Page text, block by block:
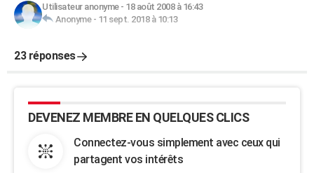
Utilisateur anonyme- 18 août 2008 à 16:43
Anonyme- 11 sept. 2018 à 10:13
23 réponses
DEVENEZ MEMBRE EN QUELQUES CLICS
Connectez-vous simplement avec ceux qui
partagent vos intérêts